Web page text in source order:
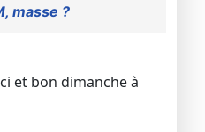
masse ?
et bon dimanche à